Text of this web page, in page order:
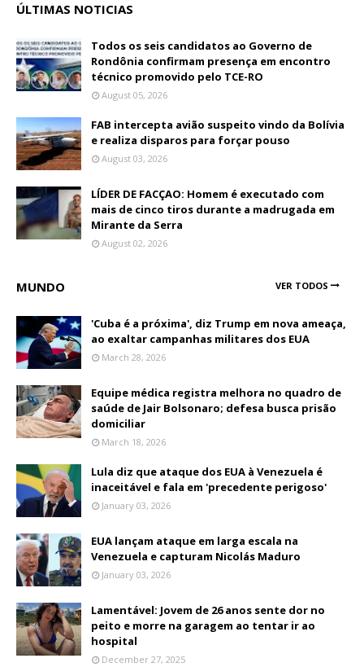
ÚLTIMAS NOTICIAS
Todos os seis candidatos ao Governo de
Rondônia confirmam presença em encontro
técnico promovido pelo TCE-RO
August 05, 2026
FAB intercepta avião suspeito vindo da Bolívia
e realiza disparos para forçar pouso
August 03, 2026
LÍDER DE FACÇAO: Homem é executado com
mais de cinco tiros durante a madrugada em
Mirante da Serra
August 02, 2026
MUNDO VER TODOS
'Cuba é a próxima', diz Trump em nova ameaça,
ao exaltar campanhas militares dos EUA
March 28, 2026
Equipe médica registra melhora no quadro de
saúde de Jair Bolsonaro; defesa busca prisão
domiciliar
March 18, 2026
Lula diz que ataque dos EUA à Venezuela é
inaceitável e fala em 'precedente perigoso'
January 03, 2026
EUA lançam ataque em larga escala na
Venezuela e capturam Nicolás Maduro
January 03, 2026
Lamentável: Jovem de 26 anos sente dor no
peito e morre na garagem ao tentar ir ao
hospital
December 27, 2025